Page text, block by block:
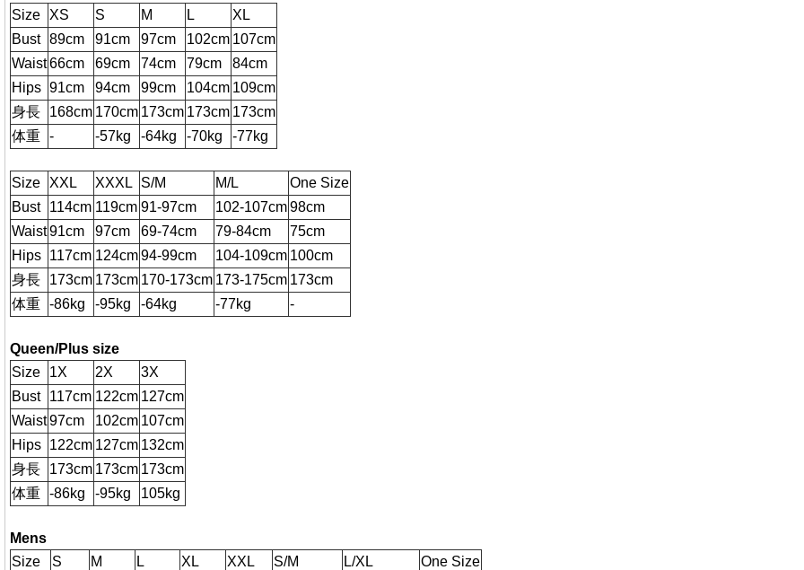
Size
XS S M L
XL
Bust 89cm 91cm 97cm 102cm 107cm
Waist66cm 69cm 74cm 79cm
84cm
Hips 91cm 94cm 99cm 104cm 109cm
身長
168cm 170cm 173cm 173cm 173cm
体重 - -57kg -64kg -70kg -77kg
Size XXL XXXL S/M M/L
One Size
Bust
114cm 119cm 91-97cm 102-107cm98cm
Waist91cm 97cm 69-74cm 79-84cm
75cm
Hips 117cm 124cm94-99cm 104-109cm 100cm
身長
173cm 173cm 170-173cm 173-175cm 173cm
体重 -86kg -95kg -64kg -77kg -
Queen/Plus size
Size
1X 2X
3X
Bust
117cm 122cm 127cm
Waist97cm 102cm 107cm
Hips 122cm 127cm 132cm
身長
173cm 173cm 173cm
体重 -86kg -95kg 105kg
Mens
Size
S M L XL XXL S/M L/XL
One Size